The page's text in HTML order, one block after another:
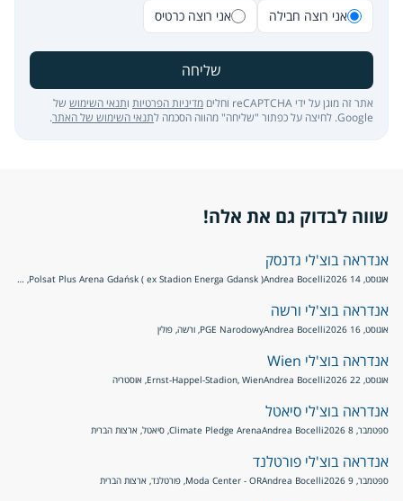
אני רוצה חבילה
אני רוצה כרטיס
שליחה
אתר זה מוגן על ידי reCAPTCHA וחלים מדיניות הפרטיות ותנאי השימוש של
Google. לחיצה על כפתור "שליחה" מהווה הסכמה ל
תנאי השימוש של האתר.
שווה לבדוק גם את אלה!
אנדראה בוצ'לי גדנסק
אוגוסט, 14 2026 Andrea Bocelli Polsat Plus Arena Gdańsk ( ex Stadion Energa Gdansk ), גדנסק, פולין
אנדראה בוצ'לי ורשה
אוגוסט, 16 2026 Andrea BocelliPGE Narodowy, ורשה, פולין
אנדראה בוצ'לי Wien
אוגוסט, 22 2026 Andrea BocelliErnst-Happel-Stadion, Wien, אוסטריה
אנדראה בוצ'לי סיאטל
ספטמבר, 8 2026 Andrea BocelliClimate Pledge Arena, סיאטל, ארצות הברית
אנדראה בוצ'לי פורטלנד
ספטמבר, 9 2026 Andrea BocelliModa Center - OR, פורטלנד, ארצות הברית